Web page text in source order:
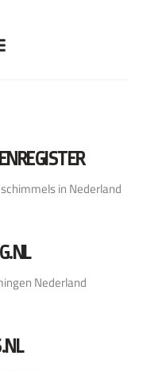
in Nederland
Nederland